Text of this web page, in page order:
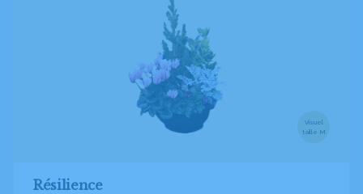
Visuel
taille M
Résilience